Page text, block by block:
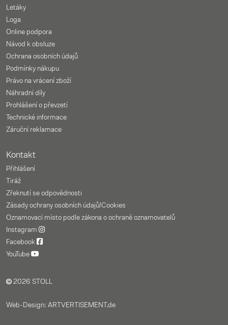
Letáky
Loga
Online podpora
Návod k obsluze
Ochrana osobních údajů
Podmínky nákupu
Právo na vrácení zboží
Náhradní díly
Prohlášení o převzetí
Technické informace
Záruční reklamace
Kontakt
Přihlášení
Tiráž
Zřeknutí se odpovědnosti
Zásady ochrany osobních údajů/Cookies
Oznamovací místo podle zákona o ochraně oznamovatelů
Instagram
Facebook
YouTube
2026 STOLL
Web-Design: ARTVERTISEMENT.de